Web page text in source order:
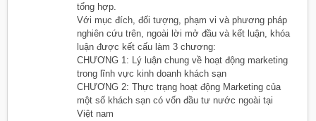
tổng hợp.
Với mục đích, đối tượng, phạm vi và phương pháp
nghiên cứu trên, ngoài lời mở đầu và kết luận, khóa
luận được kết cấu làm 3 chương:
CHƯƠNG 1: Lý luận chung về hoạt động marketing
trong lĩnh vực kinh doanh khách sạn
CHƯƠNG 2: Thực trạng hoạt động Marketing của
một số khách sạn có vốn đầu tư nước ngoài tại
Việt nam